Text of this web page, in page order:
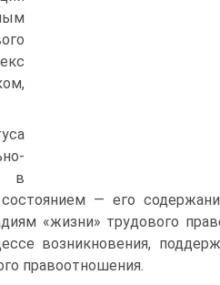
в
— его
«жизни» трудового
возникновения,
правоотношения.